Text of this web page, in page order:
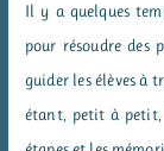
Il y a quelques
pour résoudre des
guider les élèves à
étant, petit à petit,